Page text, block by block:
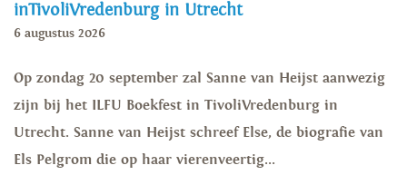
inTivoliVredenburg in Utrecht
6 augustus 2026
Op zondag 20 september zal Sanne van Heijst aanwezig
zijn bij het ILFU Boekfest in TivoliVredenburg in
Utrecht. Sanne van Heijst schreef Else, de biografie van
Els Pelgrom die op haar vierenveertig...